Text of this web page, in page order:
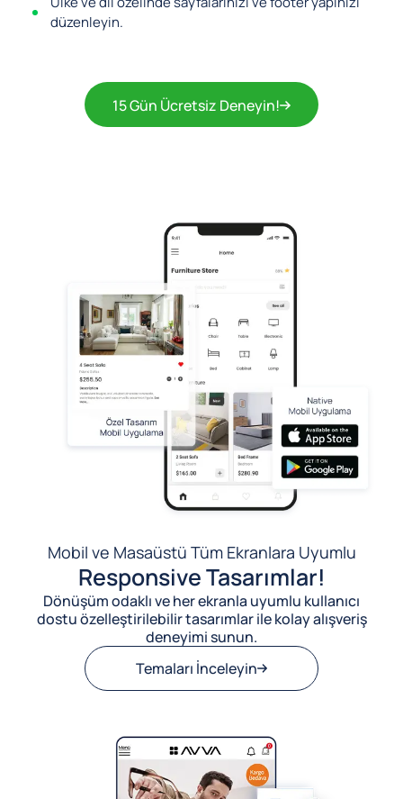
düzenleyin.
15 Gün Ücretsiz Deneyin!
Mobil ve Masaüstü Tüm Ekranlara Uyumlu
Responsive Tasarımlar!
Dönüşüm odaklı ve her ekranla uyumlu kullanıcı
dostu özelleştirilebilir tasarımlar ile kolay alışveriş
deneyimi sunun.
Temaları İnceleyin